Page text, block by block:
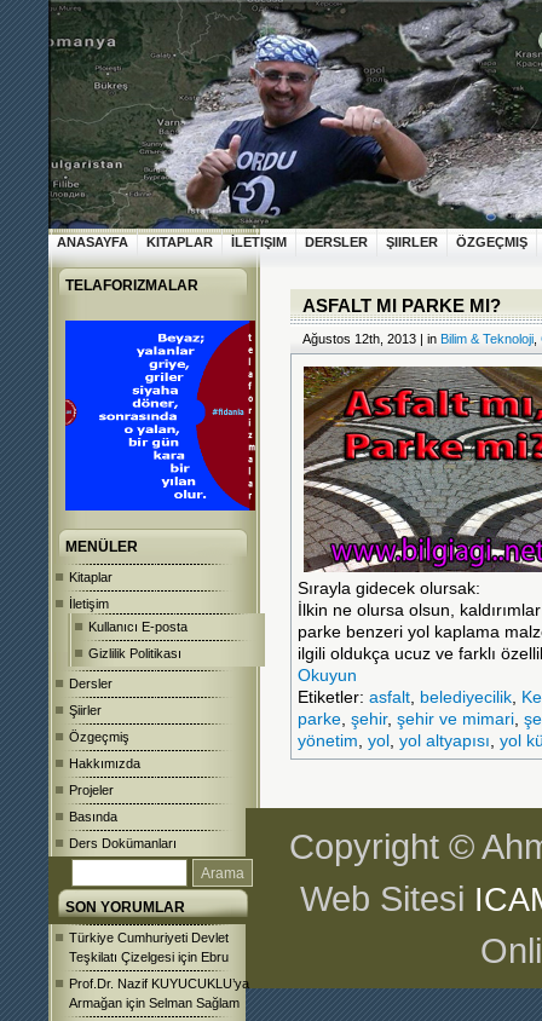
ANASAYFA KITAPLAR İLETIŞIM DERSLER ŞIIRLER ÖZGEÇMIŞ
TELAFORIZMALAR
MENÜLER
Kitaplar
İletişim
Kullanıcı E-posta
Gizlilik Politikası
Dersler
Şiirler
Özgeçmiş
Hakkımızda
Projeler
Basında
Ders Dokümanları
SON YORUMLAR
Türkiye Cumhuriyeti Devlet
Teşkilatı Çizelgesi için Ebru
Prof.Dr. Nazif KUYUCUKLU’ya
Armağan için Selman Sağlam
ASFALT MI PARKE MI?
Ağustos 12th, 2013 | in Bilim & Teknoloji
Sırayla gidecek olursak:
İlkin ne olursa olsun,
parke benzeri yol kaplama
ilgili oldukça ucuz ve farklı
Okuyun
Etiketler: asfalt, belediyecilik,
parke, şehir, şehir ve mimari,
yönetim, yol , yol altyapısı, yol
Copyright ©
Web Sitesi